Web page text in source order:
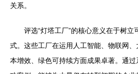
关系。
评选“灯塔工厂”的核心意义在于树立
式。这些工厂在运用人工智能、物联网
本增效、绿色可持续方面成果卓著。通